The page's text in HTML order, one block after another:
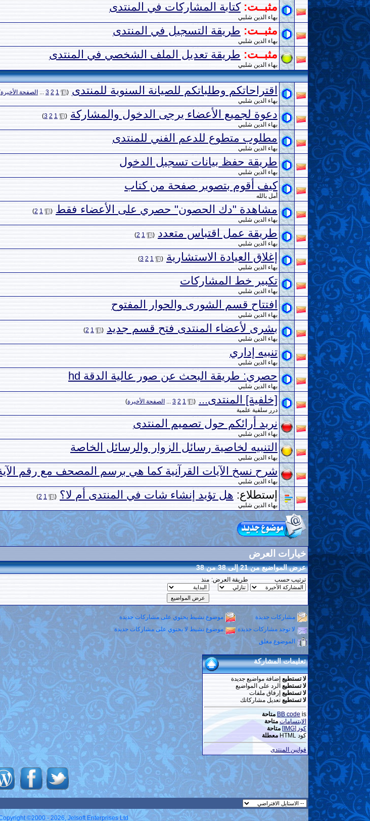
مثبــت: كتابة المشاركات في المنتدى
بهاء الدين شلبي
مثبــت: طريقة التسجيل في المنتدى
بهاء الدين شلبي
مثبــت: طريقة تعديل الملف الشخصي في المنتدى
بهاء الدين شلبي
اقتراحاتكم وطلباتكم للصيانة السنوية للمنتدى (
1
2
3
... الصفحة الأخيرة
بهاء الدين شلبي
دعوة لجميع الأعضاء يرجى الدخول والمشاركة (
1
2
3
)
بهاء الدين شلبي
مطلوب متطوع للدعم الفني للمنتدى
بهاء الدين شلبي
طريقة حفظ بيانات تسجيل الدخول
بهاء الدين شلبي
كيف أقوم بتصوير صفحة من كتاب
أمل بالله
مشاهدة "دك الحصون" حصري على الأعضاء فقط (
1
2
)
بهاء الدين شلبي
طريقة عمل اقتباس متعدد (
1
2
)
بهاء الدين شلبي
إغلاق العيادة الاستشارية (
1
2
3
)
بهاء الدين شلبي
تكبير خط المشاركات
بهاء الدين شلبي
افتتاح قسم الشورى والحوار المفتوح
بهاء الدين شلبي
بشرى لأعضاء المنتدى فتح قسم جديد (
1
2
)
بهاء الدين شلبي
تنبيه إداري
بهاء الدين شلبي
حصري: طريقة البحث عن صور عالية الدقة hd
بهاء الدين شلبي
[خلفية] المنتدى... (
1
2
3
... الصفحة الأخيرة)
درر سلفية علمية
نريد أرائكم حول تصميم المنتدى
بهاء الدين شلبي
التنبيه لخاصية رسائل الزوار والرسائل الخاصة
بهاء الدين شلبي
شرح نسخ الآيات القرآنية كما هي برسم المصحف مع رقم
بهاء الدين شلبي
إستطلاع: هل تؤيد إنشاء شات في المنتدى أم لا؟ (
1
2
)
بهاء الدين شلبي
خيارات العرض
عرض المواضيع من 21 إلى 38 من 38
ترتيب حسب طريقة العرض: منذ
مشاركات جديدة
موضوع نشيط يحتوي على مشاركات جديدة
لا توجد مشاركات جديدة
موضوع نشيط لا يحتوي على مشاركات جديدة
الموضوع مغلق
تعليمات المشاركة
لا تستطيع إضافة مواضيع جديدة
لا تستطيع الرد على المواضيع
لا تستطيع إرفاق ملفات
لا تستطيع تعديل مشاركاتك
BB code is
متاحة
الابتسامات متاحة
كود [IMG]
متاحة
كود HTML
معطلة
قوانين المنتدى
©2000 - 2026, Jelsoft Enterprises Ltd.